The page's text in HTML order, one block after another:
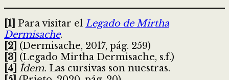
[1] Para visitar el Legado de Mirtha
Dermisache.
[2] (Dermisache, 2017, pág. 259)
[3] (Legado Mirtha Dermisache, s.f.)
[4] Ídem. Las cursivas son nuestras.